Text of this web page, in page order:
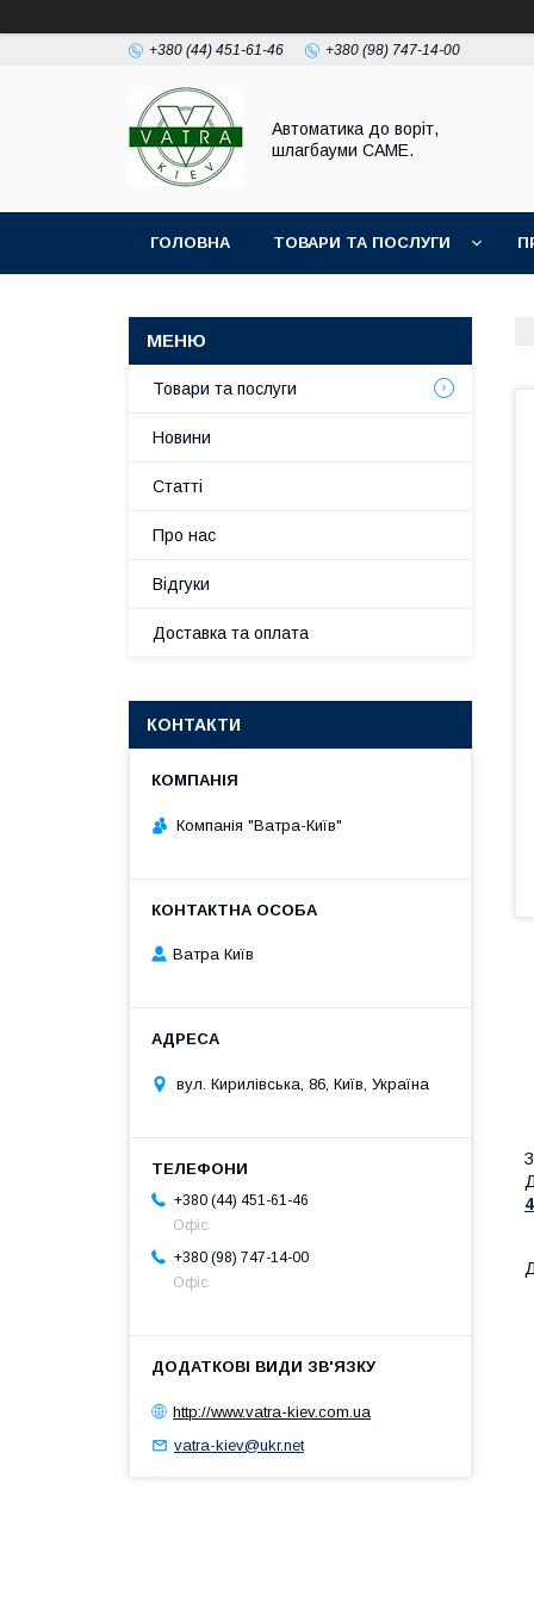
+380 (44) 451-61-46 +380 (98) 747-14-00
Автоматика до воріт,
шлагбауми CAME.
ГОЛОВНА ТОВАРИ ТА ПОСЛУГИ
Товари та послуги
Новини
Статті
Про нас
Відгуки
Доставка та оплата
КОНТАКТИ
Компанія "Ватра-Київ"
Ватра Київ
вул. Кирилівська, 86, Київ, Україна
+380 (44) 451-61-46
Офіс
+380 (98) 747-14-00
Офіс
http://www.vatra-kiev.com.ua
vatra-kiev@ukr.net